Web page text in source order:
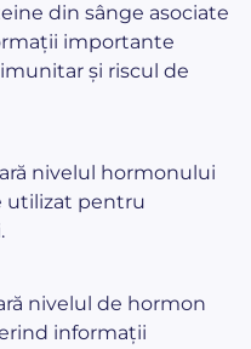
din sânge asociate
importante
și riscul de
nivelul hormonului
utilizat pentru
nivelul de hormon
informații